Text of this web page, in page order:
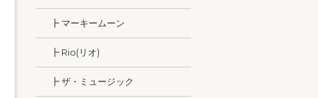
┣ マーキームーン
┣ Rio(リオ)
┣ ザ・ミュージック